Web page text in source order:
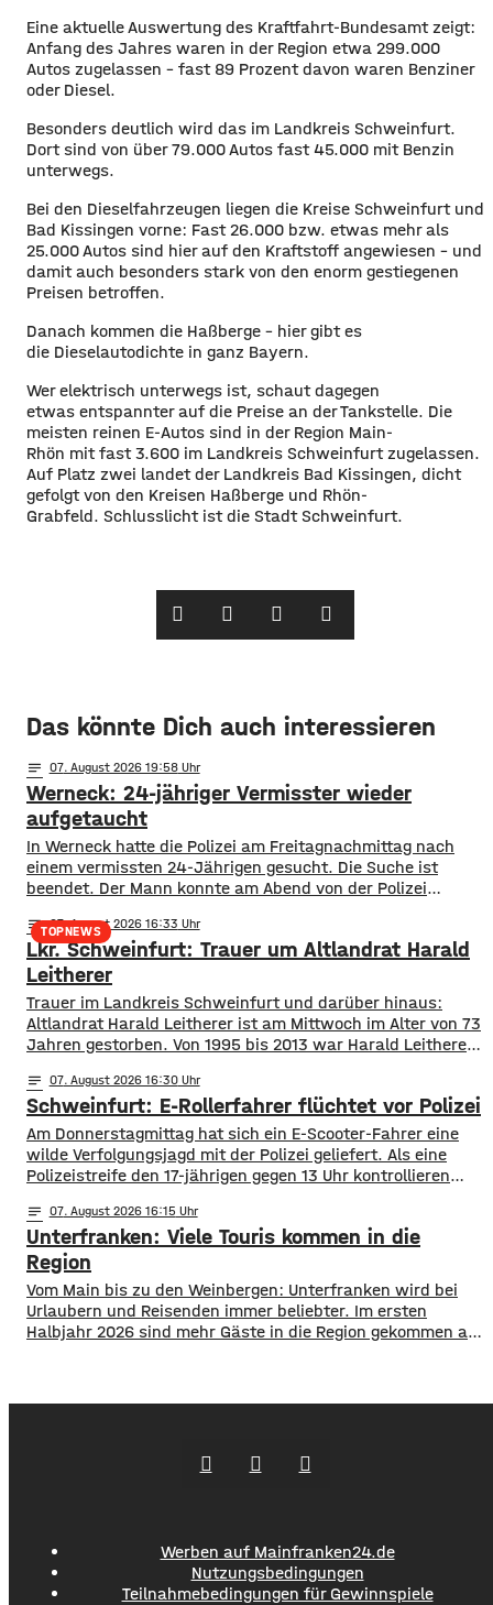
Eine aktuelle Auswertung des Kraftfahrt-Bundesamt zeigt:
Anfang des Jahres waren in der Region etwa 299.000
Autos zugelassen – fast 89 Prozent davon waren Benziner
oder Diesel.
Besonders deutlich wird das im Landkreis Schweinfurt.
Dort sind von über 79.000 Autos fast 45.000 mit Benzin
unterwegs.
Bei den Dieselfahrzeugen liegen die Kreise Schweinfurt und
Bad Kissingen vorne: Fast 26.000 bzw. etwas mehr als
25.000 Autos sind hier auf den Kraftstoff angewiesen – und
damit auch besonders stark von den enorm gestiegenen
Preisen betroffen.
Danach kommen die Haßberge – hier gibt es
die Dieselautodichte in ganz Bayern.
Wer elektrisch unterwegs ist, schaut dagegen
etwas entspannter auf die Preise an der Tankstelle. Die
meisten reinen E-Autos sind in der Region Main-
Rhön mit fast 3.600 im Landkreis Schweinfurt zugelassen.
Auf Platz zwei landet der Landkreis Bad Kissingen, dicht
gefolgt von den Kreisen Haßberge und Rhön-
Grabfeld. Schlusslicht ist die Stadt Schweinfurt.
Das könnte Dich auch interessieren
notes 07. August 2026 19:58
Werneck: 24-jähriger Vermisster wieder
aufgetaucht
In Werneck hatte die Polizei am Freitagnachmittag nach
einem vermissten 24-Jährigen gesucht. Die Suche ist
beendet. Der Mann konnte am Abend von der Polizei
gesorgt, da auch ein Polizeihubschrauber die Gegend rund
um Werneck abgesucht hatte.
TOPNEWS
notes 07. August 2026 16:33
Lkr. Schweinfurt: Trauer um Altlandrat Harald
Leitherer
Trauer im Landkreis Schweinfurt und darüber hinaus:
Altlandrat Harald Leitherer ist am Mittwoch im Alter von 73
Jahren gestorben. Von 1995 bis 2013 war Harald Leitherer
wurde das Kreisstraßennetz ausgebaut, aber auch ein
flächendeckendes Radwegenetz mit einer Länge von über
1.000 Kilometern geschaffen. Außerdem führte der
notes 07. August 2026 16:30
Schweinfurt: E-Rollerfahrer flüchtet vor Polizei
Am Donnerstagmittag hat sich ein E-Scooter-Fahrer eine
wilde Verfolgungsjagd mit der Polizei geliefert. Als eine
Polizeistreife den 17-jährigen gegen 13 Uhr kontrollieren
Geschwindigkeit fuhr er in Richtung B286. Als in die Polizei
stoppen wollte rammte er den Streifenwagen, stürzte und
setzte anschließend seine Flucht fort, wobei er einen
notes 07. August 2026 16:15
Unterfranken: Viele Touris kommen in die
Region
Vom Main bis zu den Weinbergen: Unterfranken wird bei
Urlaubern und Reisenden immer beliebter. Im ersten
Halbjahr 2026 sind mehr Gäste in die Region gekommen als
Werben auf Mainfranken24.de
Nutzungsbedingungen
Teilnahmebedingungen für Gewinnspiele